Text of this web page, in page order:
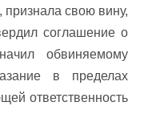
свою вину,
соглашение о
обвиняемому
в пределах
ответственность